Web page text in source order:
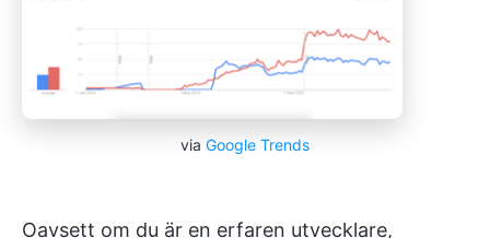
via Google Trends
Oavsett om du är en erfaren utvecklare,